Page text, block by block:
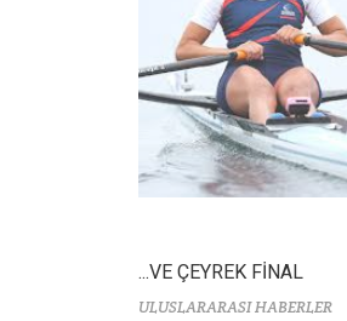
...VE ÇEYREK FİNAL
ULUSLARARASI HABERLER